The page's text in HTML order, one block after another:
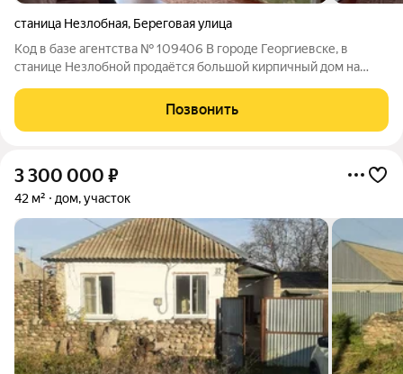
станица Незлобная, Береговая улица
Код в базе агентства № 109406 В городе Георгиевске, в
станице Незлобной продаётся большой кирпичный дом на
смежно-раздельные комнаты ,все условия в доме,под домом
расположен большой цокольный
Позвонить
3 300 000 ₽
42 м² дом, участок